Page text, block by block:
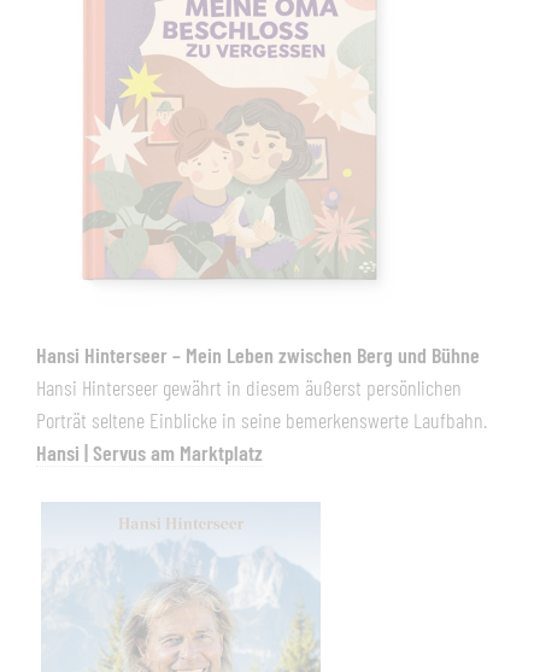
Hansi Hinterseer – Mein Leben zwischen Berg und Bühne
Hansi Hinterseer gewährt in diesem äußerst persönlichen
Porträt seltene Einblicke in seine bemerkenswerte Laufbahn.
Hansi | Servus am Marktplatz